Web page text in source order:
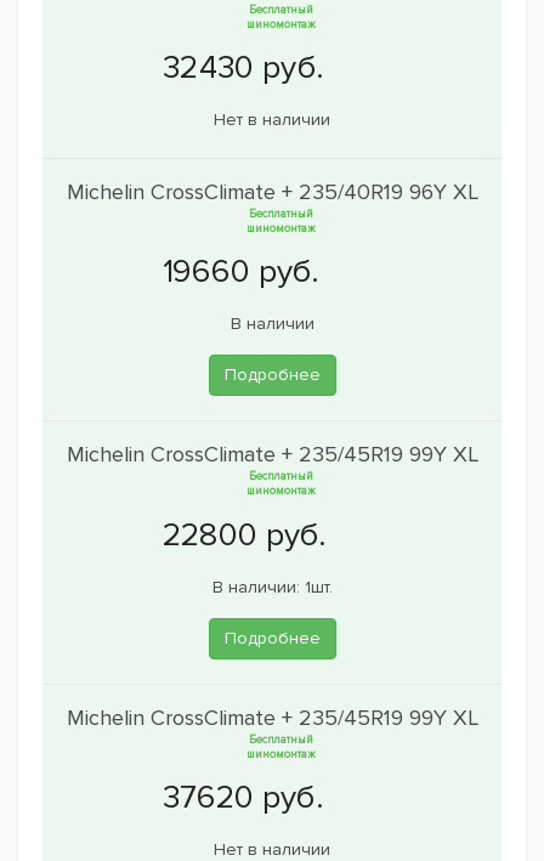
Бесплатный
шиномонтаж
Нет в наличии
Michelin CrossClimate + 235/40R19 96Y XL
Бесплатный
шиномонтаж
В наличии
Подробнее
Michelin CrossClimate + 235/45R19 99Y XL
Бесплатный
шиномонтаж
В наличии: 1шт.
Подробнее
Michelin CrossClimate + 235/45R19 99Y XL
Бесплатный
шиномонтаж
Нет в наличии